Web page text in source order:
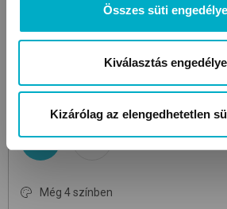
Összes süti
Kiválasztás
Kizárólag az elengedhetetlen
DISNEY
Paw Petrol Boy csengő
1 990 Ft
Még 4 színben